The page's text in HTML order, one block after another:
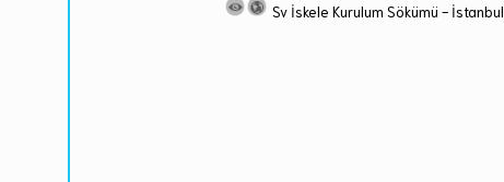
Sv İskele Kurulum Sökümü - İstanbul